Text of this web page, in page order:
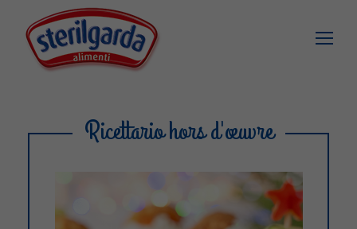
Ricettario hors d'œuvre